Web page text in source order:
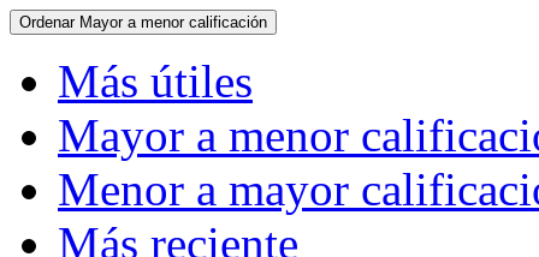
Ordenar Mayor a menor calificación
Más útiles
Mayor a menor
Menor a mayor
Más reciente